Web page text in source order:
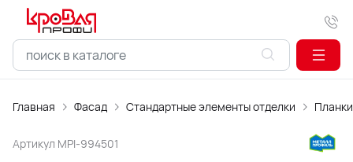
Главная Фасад Стандартные элементы отделки
Артикул MPI-994501